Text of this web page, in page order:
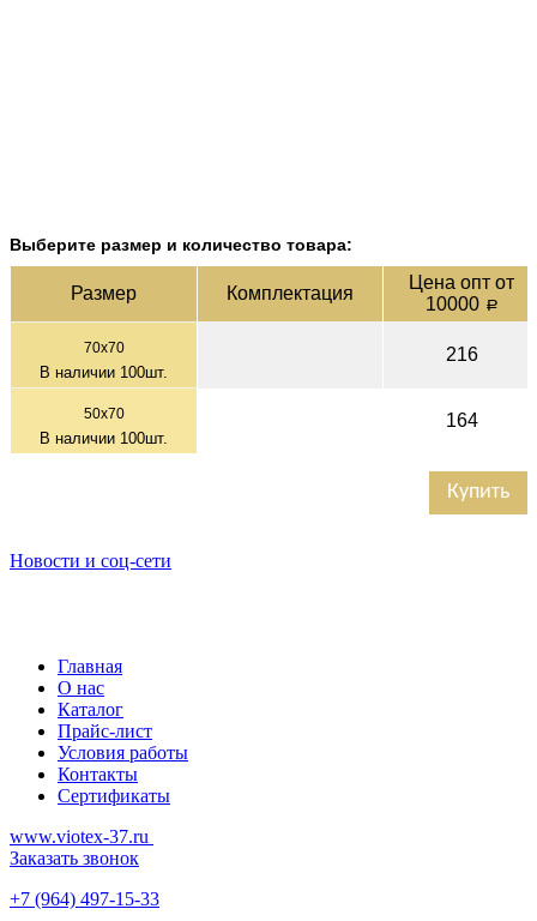
Выберите размер и количество товара:
Раз­мер Ком­плек­тация
Цена опт от
10000 a
70x70
В наличии 100шт.
216
50x70
В наличии 100шт.
164
Купить
Новости и соц-сети
Главная
О нас
Каталог
Прайс-лист
Условия работы
Контакты
Сертификаты
www.viotex-37.ru
Заказать звонок
+7 (964) 497-15-33